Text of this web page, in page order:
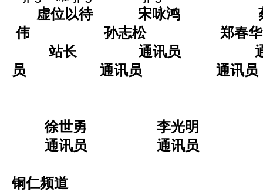
虚位以待 宋咏
伟 孙志松 郑春华
站长 通讯员 通
员 通讯员 通讯员
徐世勇 李光明
通讯员 通讯员 通
铜仁频道